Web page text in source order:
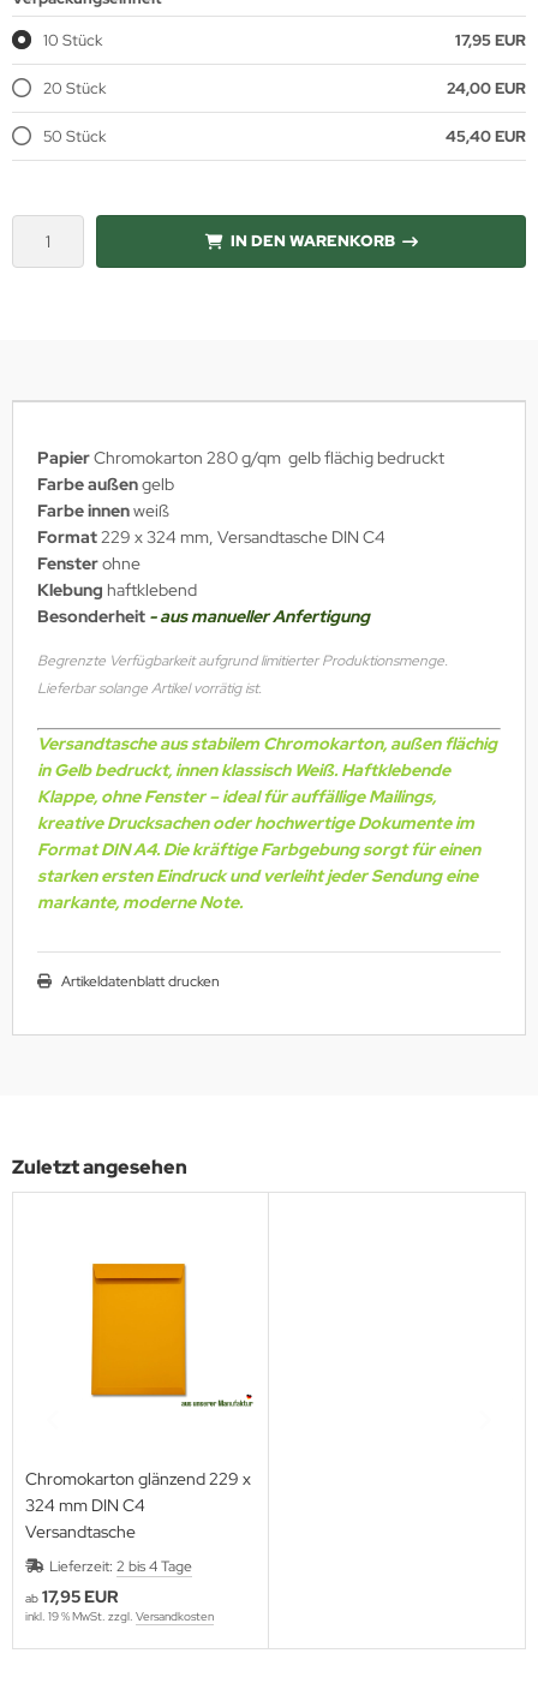
10 Stück 17,95 EUR
20 Stück 24,00 EUR
50 Stück 45,40 EUR
IN DEN WARENKORB
PapierChromokarton 280 g/qm gelb flächig bedruckt
Farbe außengelb
Farbe innenweiß
Format229 x 324 mm, Versandtasche DIN C4
Fensterohne
Klebung haftklebend
Besonderheit - aus manueller Anfertigung
Begrenzte Verfügbarkeit aufgrund limitierter Produktionsmenge.
Lieferbar solange Artikel vorrätig ist.
Versandtasche aus stabilem Chromokarton, außen flächig
in Gelb bedruckt, innen klassisch Weiß. Haftklebende
Klappe, ohne Fenster – ideal für auffällige Mailings,
kreative Drucksachen oder hochwertige Dokumente im
Format DIN A4. Die kräftige Farbgebung sorgt für einen
starken ersten Eindruck und verleiht jeder Sendung eine
markante, moderne Note.
Artikeldatenblatt drucken
Zuletzt angesehen
Chromokarton glänzend 229 x
324 mm DIN C4
Versandtasche
Lieferzeit: 2 bis 4 Tage
ab 17,95 EUR
inkl. 19 % MwSt. zzgl. Versandkosten